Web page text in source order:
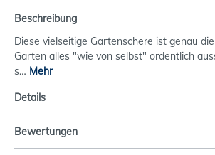
Beschreibung
Diese vielseitige Gartenschere ist genau
Garten alles "wie von selbst" ordentlich
s… Mehr
Details
Bewertungen